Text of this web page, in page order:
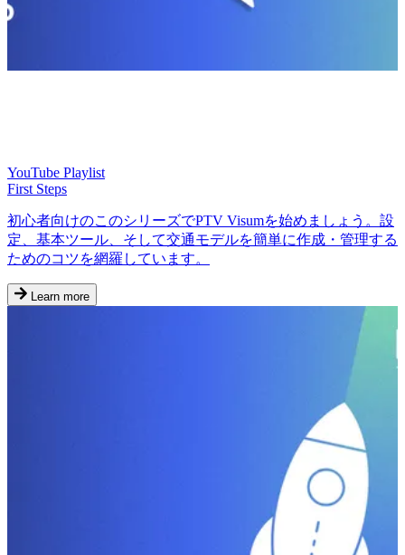
YouTube Playlist
First Steps
初心者向けのこのシリーズでPTV Visumを始めましょう。設
定、基本ツール、そして交通モデルを簡単に作成・管理する
ためのコツを網羅しています。
Learn more